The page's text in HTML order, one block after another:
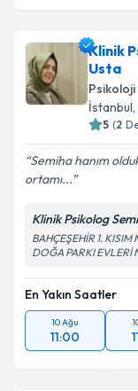
Klinik
Usta
Psikoloji
İstanbul
5 (2
Semiha hanım
ortamı...
Klinik Psikolog
BAHÇEŞEHİR 1.
DOĞA PARKI EVLERİ
En Yakın Saatler
10 Ağu
11:00